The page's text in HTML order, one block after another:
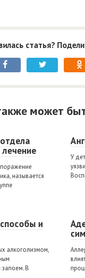
статья?
может
называется
У
и
алкоголизмом,
запоем. В